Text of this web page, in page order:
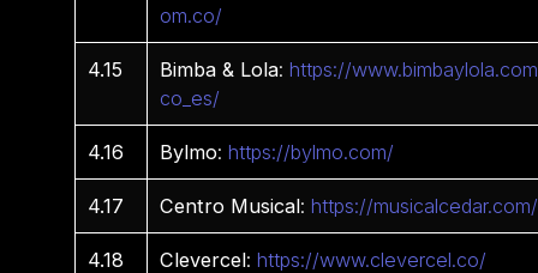
om.co/
4.15 Bimba & Lola:https://
co_es/
4.16 Bylmo:https://bylmo.com/
4.17 Centro Musical:https://musicalcedar.com/
4.18 Clevercel:https://www.clevercel.co/